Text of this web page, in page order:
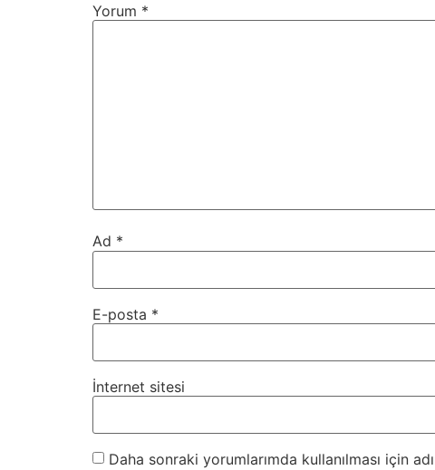
Yorum *
Ad *
E-posta *
İnternet sitesi
Daha sonraki yorumlarımda kullanılması için